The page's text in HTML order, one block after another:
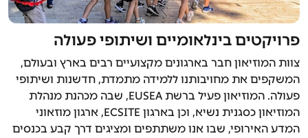
פרויקטים בינלאומיים ושיתופי פעולה
צוות המוזיאון חבר בארגונים מקצועיים רבים בארץ ובעולם,
המשקפים את מחויבותנו ללמידה מתמדת, חדשנות ושיתופי
פעולה. המוזיאון פעיל ברשת EUSEA, שבה מכהנת מנהלת
המוזיאון כסגנית נשיא, וכן בארגון ECSITE, ארגון מוזאוני
המדע האירופי, שבו אנו משתתפים ומציגים דרך קבע בכנסים